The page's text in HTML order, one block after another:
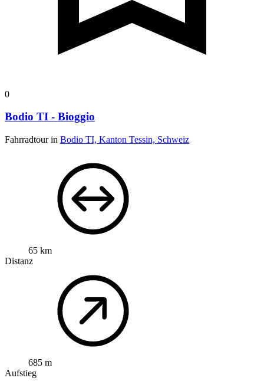
0
Bodio TI - Bioggio
Fahrradtour in Bodio TI, Kanton Tessin, Schweiz
65 km
Distanz
685 m
Aufstieg